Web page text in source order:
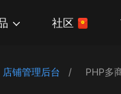
社区
店铺管理后台 /
PHP多